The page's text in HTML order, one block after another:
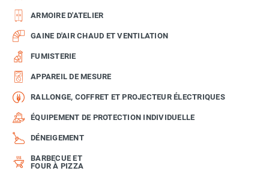
ARMOIRE D'ATELIER
GAINE D'AIR CHAUD ET VENTILATION
FUMISTERIE
APPAREIL DE MESURE
RALLONGE, COFFRET ET PROJECTEUR ÉLECTRIQUES
ÉQUIPEMENT DE PROTECTION INDIVIDUELLE
DÉNEIGEMENT
BARBECUE ET
FOUR À PIZZA